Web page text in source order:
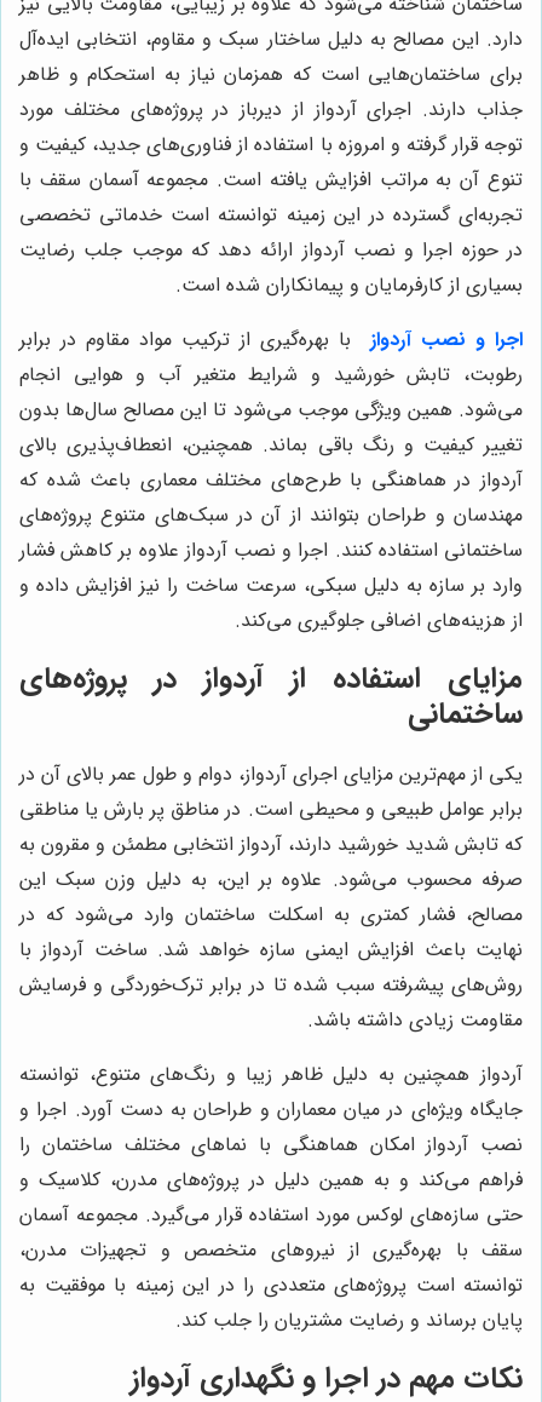
دارد. این مصالح به دلیل ساختار سبک و مقاوم، انتخابی ایده‌آل
برای ساختمان‌هایی است که همزمان نیاز به استحکام و ظاهر
جذاب دارند. اجرای آردواز از دیرباز در پروژه‌های مختلف مورد
توجه قرار گرفته و امروزه با استفاده از فناوری‌های جدید، کیفیت و
تنوع آن به مراتب افزایش یافته است. مجموعه آسمان سقف با
تجربه‌ای گسترده در این زمینه توانسته است خدماتی تخصصی
در حوزه اجرا و نصب آردواز ارائه دهد که موجب جلب رضایت
بسیاری از کارفرمایان و پیمانکاران شده است.
اجرا و نصب آردواز
با بهره‌گیری از ترکیب مواد مقاوم در برابر
رطوبت، تابش خورشید و شرایط متغیر آب و هوایی انجام
می‌شود. همین ویژگی موجب می‌شود تا این مصالح سال‌ها بدون
تغییر کیفیت و رنگ باقی بماند. همچنین، انعطاف‌پذیری بالای
آردواز در هماهنگی با طرح‌های مختلف معماری باعث شده که
مهندسان و طراحان بتوانند از آن در سبک‌های متنوع پروژه‌های
ساختمانی استفاده کنند. اجرا و نصب آردواز علاوه بر کاهش فشار
وارد بر سازه به دلیل سبکی، سرعت ساخت را نیز افزایش داده و
از هزینه‌های اضافی جلوگیری می‌کند.
مزایای استفاده از آردواز در پروژه‌های
ساختمانی
یکی از مهم‌ترین مزایای اجرای آردواز، دوام و طول عمر بالای آن در
برابر عوامل طبیعی و محیطی است. در مناطق پر بارش یا مناطقی
که تابش شدید خورشید دارند، آردواز انتخابی مطمئن و مقرون به
صرفه محسوب می‌شود. علاوه بر این، به دلیل وزن سبک این
مصالح، فشار کمتری به اسکلت ساختمان وارد می‌شود که در
نهایت باعث افزایش ایمنی سازه خواهد شد. ساخت آردواز با
روش‌های پیشرفته سبب شده تا در برابر ترک‌خوردگی و فرسایش
مقاومت زیادی داشته باشد.
آردواز همچنین به دلیل ظاهر زیبا و رنگ‌های متنوع، توانسته
جایگاه ویژه‌ای در میان معماران و طراحان به دست آورد. اجرا و
نصب آردواز امکان هماهنگی با نماهای مختلف ساختمان را
فراهم می‌کند و به همین دلیل در پروژه‌های مدرن، کلاسیک و
حتی سازه‌های لوکس مورد استفاده قرار می‌گیرد. مجموعه آسمان
سقف با بهره‌گیری از نیروهای متخصص و تجهیزات مدرن،
توانسته است پروژه‌های متعددی را در این زمینه با موفقیت به
پایان برساند و رضایت مشتریان را جلب کند.
نکات مهم در اجرا و نگهداری آردواز